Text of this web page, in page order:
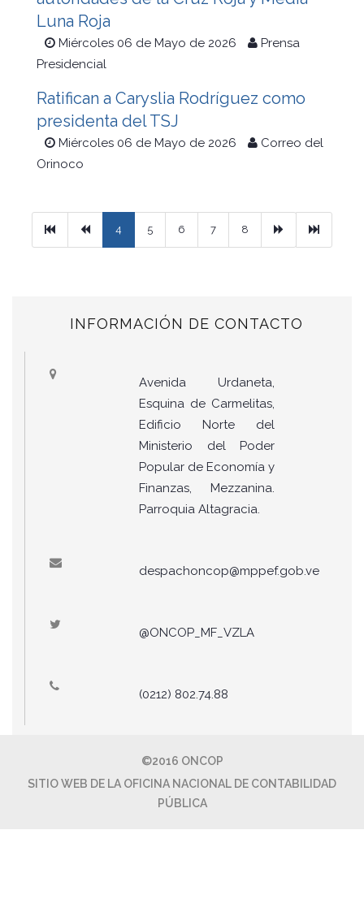
Luna Roja
Miércoles 06 de Mayo de 2026
Prensa
Presidencial
Ratifican a Caryslia Rodríguez como
presidenta del TSJ
Miércoles 06 de Mayo de 2026
Correo del
Orinoco
PrimeraPrevious
4 5 6 7 8 Ultimo
INFORMACIÓN DE CONTACTO
Avenida Urdaneta,
Esquina de Carmelitas,
Edificio Norte del
Ministerio del Poder
Popular de Economía y
Finanzas, Mezzanina.
Parroquia Altagracia.
despachoncop@mppef.gob.ve
@ONCOP_MF_VZLA
(0212) 802.74.88
©2016 ONCOP
SITIO WEB DE LA OFICINA NACIONAL DE CONTABILIDAD
PÚBLICA